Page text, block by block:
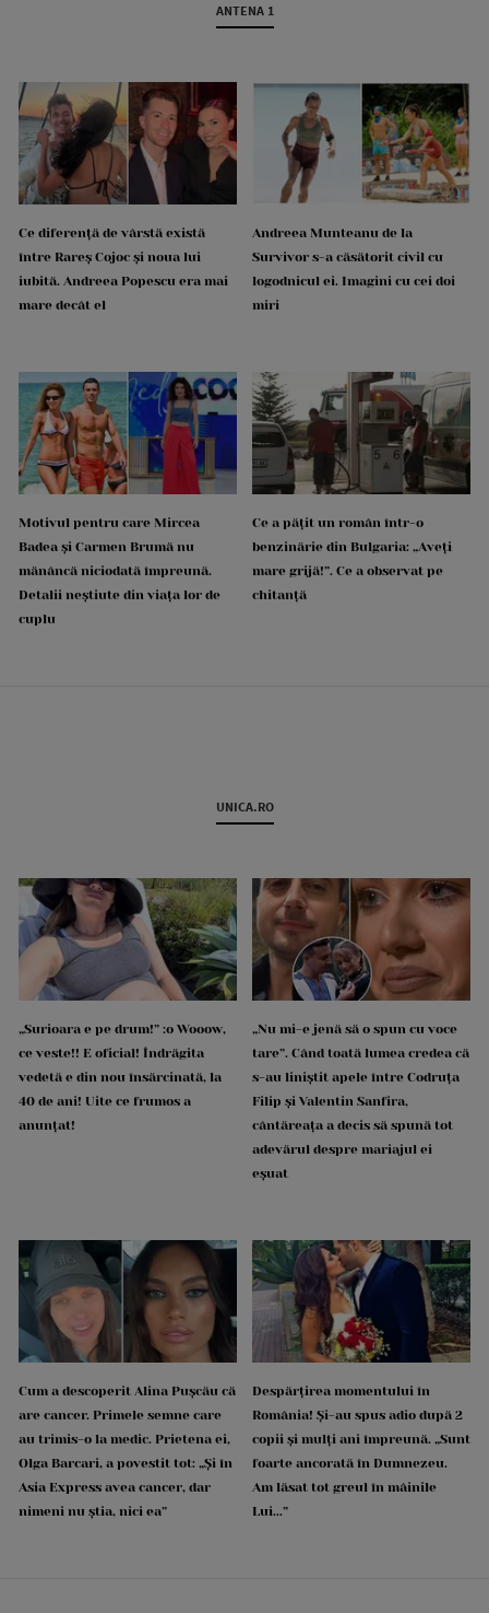
ANTENA 1
Ce diferență de vârstă există
între Rareș Cojoc și noua lui
iubită. Andreea Popescu era mai
mare decât el
Andreea Munteanu de la
Survivor s-a căsătorit civil cu
logodnicul ei. Imagini cu cei doi
miri
Motivul pentru care Mircea
Badea și Carmen Brumă nu
mănâncă niciodată împreună.
Detalii neștiute din viața lor de
cuplu
Ce a pățit un român într-o
benzinărie din Bulgaria: „Aveți
mare grijă!”. Ce a observat pe
chitanță
UNICA.RO
„Surioara e pe drum!” :o Wooow,
ce veste!! E oficial! Îndrăgita
vedetă e din nou însărcinată, la
40 de ani! Uite ce frumos a
anunțat!
„Nu mi-e jenă să o spun cu voce
tare”. Când toată lumea credea că
s-au liniștit apele între Codruța
Filip și Valentin Sanfira,
cântăreața a decis să spună tot
adevărul despre mariajul ei
eșuat
Cum a descoperit Alina Pușcău că
are cancer. Primele semne care
au trimis-o la medic. Prietena ei,
Olga Barcari, a povestit tot: „Și în
Asia Express avea cancer, dar
nimeni nu știa, nici ea”
Despărțirea momentului în
România! Și-au spus adio după 2
copii și mulți ani împreună. „Sunt
foarte ancorată în Dumnezeu.
Am lăsat tot greul în mâinile
Lui...”